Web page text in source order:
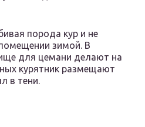
порода кур и не
зимой. В
для цемани делают на
курятник размещают
в тени.